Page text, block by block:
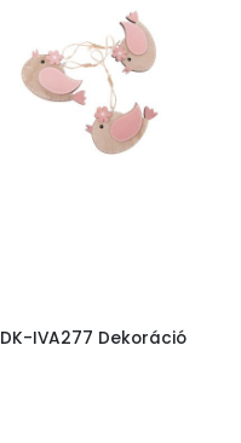
DK-IVA277 Dekoráció